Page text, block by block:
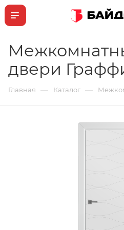
двери
Главная — Каталог —